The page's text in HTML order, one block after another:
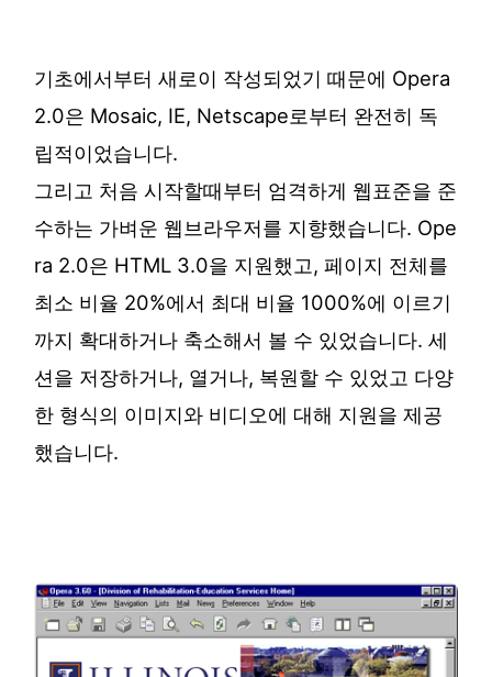
기초에서부터 새로이 작성되었기 때문에 Opera
2.0은 Mosaic, IE, Netscape로부터 완전히 독
립적이었습니다.
그리고 처음 시작할때부터 엄격하게 웹표준을 준
수하는 가벼운 웹브라우저를 지향했습니다. Ope
ra 2.0은 HTML 3.0을 지원했고, 페이지 전체를
최소 비율 20%에서 최대 비율 1000%에 이르기
까지 확대하거나 축소해서 볼 수 있었습니다. 세
션을 저장하거나, 열거나, 복원할 수 있었고 다양
한 형식의 이미지와 비디오에 대해 지원을 제공
했습니다.